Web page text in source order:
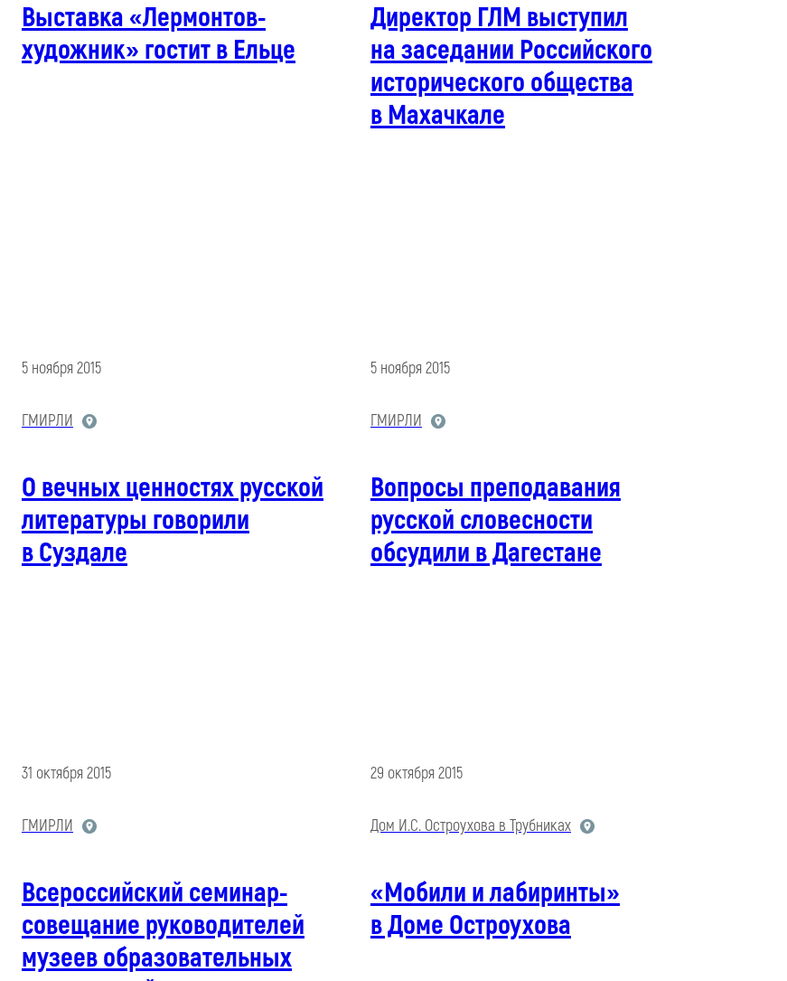
Выставка «Лермонтов-
художник» гостит в Ельце
Директор ГЛМ выступил
на заседании Российского
исторического общества
в Махачкале
5 ноября 2015
ГМИРЛИ
О вечных ценностях русской
литературы говорили
в Суздале
5 ноября 2015
ГМИРЛИ
Вопросы преподавания
русской словесности
обсудили в Дагестане
31 октября 2015
ГМИРЛИ
Всероссийский семинар-
совещание руководителей
музеев образовательных
29 октября 2015
Дом И.С. Остроухова в Трубниках
«Мобили и лабиринты»
в Доме Остроухова